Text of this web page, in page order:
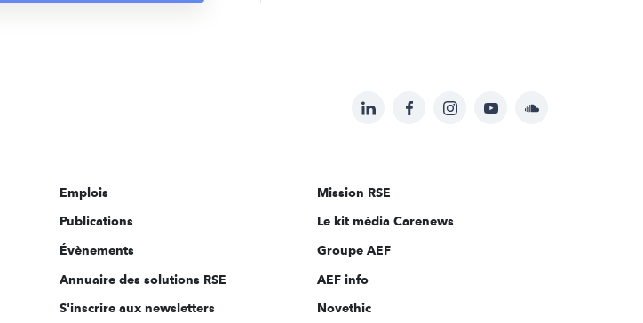
Suivez-
sur:
LinkedInFacebookInstagramYouTubeSoundcloud
Emplois
Publications
Évènements
Annuaire des solutions RSE
S'inscrire aux newsletters
Mission RSE
Le kit média Carenews
Groupe AEF
AEF info
Novethic